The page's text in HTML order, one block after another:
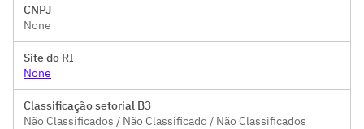
CNPJ
None
Site do RI
None
Classificação setorial B3
Não Classificados / Não Classificado / Não Classificados